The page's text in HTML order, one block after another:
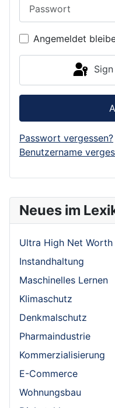
Neues im
Ultra High Net Worth
Instandhaltung
Maschinelles Lernen
Klimaschutz
Denkmalschutz
Pharmaindustrie
Kommerzialisierung
E-Commerce
Wohnungsbau
Angemeldet
Passwort vergessen?
Benutzername